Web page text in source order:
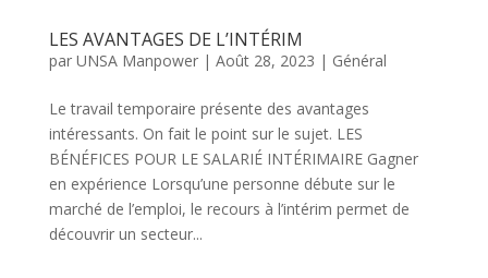
LES AVANTAGES DE L’INTÉRIM
par UNSA Manpower| Août 28, 2023 | Général
Le travail temporaire présente des avantages
intéressants. On fait le point sur le sujet. LES
BÉNÉFICES POUR LE SALARIÉ INTÉRIMAIRE Gagner
en expérience Lorsqu’une personne débute sur le
marché de l’emploi, le recours à l’intérim permet de
découvrir un secteur...